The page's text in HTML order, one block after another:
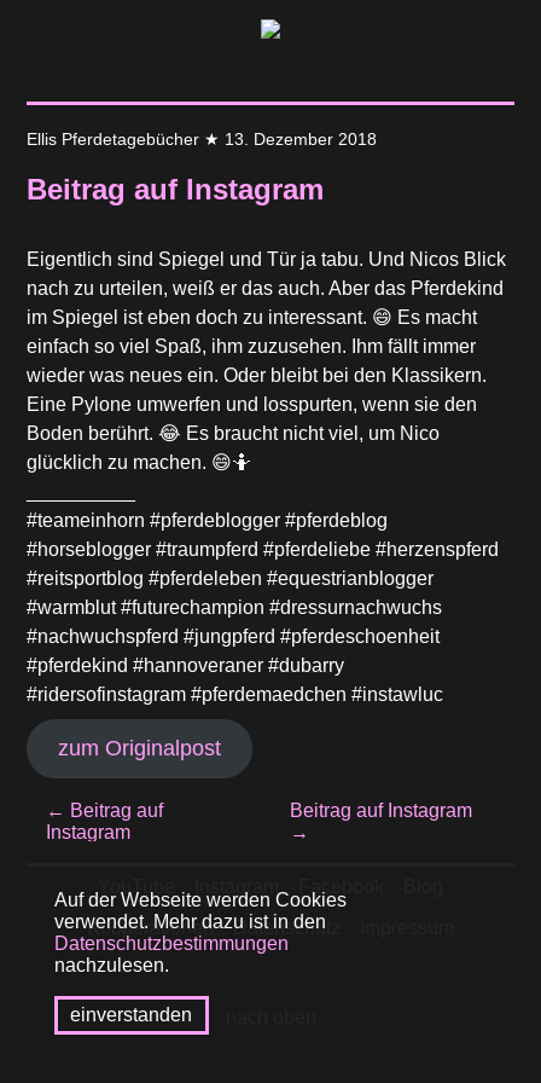
Ellis Pferdetagebücher ★ 13. Dezember 2018
Beitrag auf Instagram
Eigentlich sind Spiegel und Tür ja tabu. Und Nicos Blick
nach zu urteilen, weiß er das auch. Aber das Pferdekind
im Spiegel ist eben doch zu interessant. 😄 Es macht
einfach so viel Spaß, ihm zuzusehen. Ihm fällt immer
wieder was neues ein. Oder bleibt bei den Klassikern.
Eine Pylone umwerfen und losspurten, wenn sie den
Boden berührt. 😂 Es braucht nicht viel, um Nico
glücklich zu machen. 😄🤷
#teameinhorn #pferdeblogger #pferdeblog
#horseblogger #traumpferd #pferdeliebe #herzenspferd
#reitsportblog #pferdeleben #equestrianblogger
#warmblut #futurechampion #dressurnachwuchs
#nachwuchspferd #jungpferd #pferdeschoenheit
#pferdekind #hannoveraner #dubarry
#ridersofinstagram #pferdemaedchen #instawluc
zum Originalpost
Beitragsnavigation
← Beitrag auf
Instagram
Beitrag auf Instagram
→
Kooperationen
Datenschutz
Auf der Webseite werden Cookies
verwendet. Mehr dazu ist in den
Datenschutzbestimmungen
nachzulesen.
einverstanden